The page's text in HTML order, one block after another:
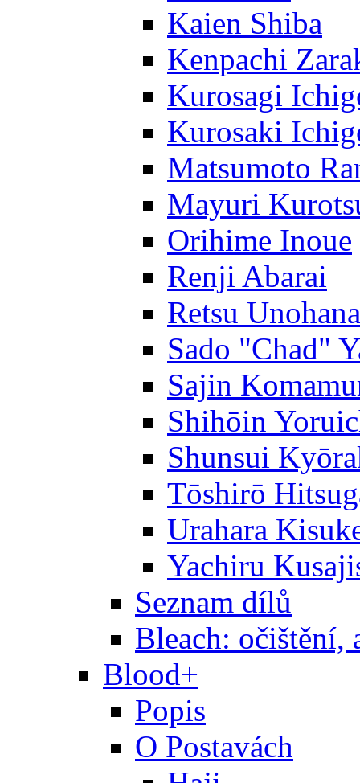
Kaien Shiba
Kenpachi
Kurosagi
Kurosaki
Matsumoto
Mayuri
Orihime Inoue
Renji Abarai
Retsu Unohana
Sado "Chad"
Sajin
Shihōin
Shunsui
Tōshirō
Urahara
Yachiru
Seznam dílů
Bleach: očištění,
Blood+
Popis
O Postavách